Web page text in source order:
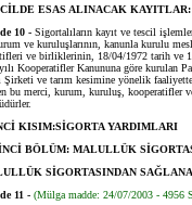
ESAS ALINACAK KAYITLAR:
10 - Sigortalıların kayıt ve tescil
ve kuruluşlarının, kanunla kurulu
ve birliklerinin, 18/04/1972 tarih ve
Kooperatifler Kanununa göre
ve tarım kesimine yönelik faaliyette
bu merci, kurum, kuruluş, kooperatifler
KISIM:SİGORTA YARDIMLARI
BÖLÜM: MALULLÜK
SİGORTASINDAN
11 - (Mülga madde: 24/07/2003 - 4956